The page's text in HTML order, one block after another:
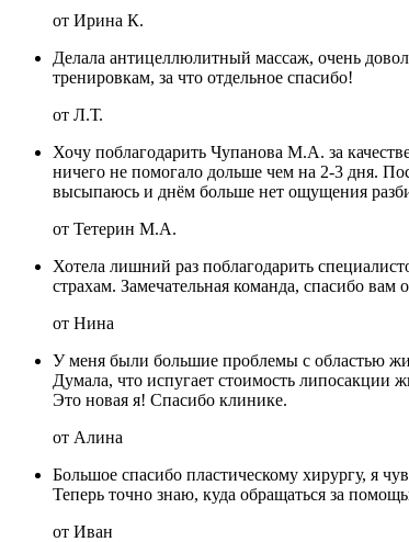
от Ирина К.
Делала антицеллюлитный массаж, очень
тренировкам, за что отдельное спасибо!
от Л.Т.
Хочу поблагодарить Чупанова М.А. за
ничего не помогало дольше чем на 2-3 дня.
высыпаюсь и днём больше нет ощущения
от Тетерин М.А.
Хотела лишний раз поблагодарить
страхам. Замечательная команда, спасибо вам
от Нина
У меня были большие проблемы с областью
Думала, что испугает стоимость липосакции
Это новая я! Спасибо клинике.
от Алина
Большое спасибо пластическому хирургу, я
Теперь точно знаю, куда обращаться за
от Иван